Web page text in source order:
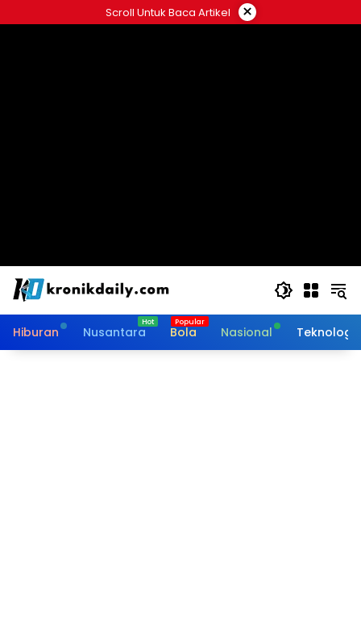
ke
Scroll Untuk Baca Artikel ×
Hiburan Nusantara Bola Nasional Teknologi